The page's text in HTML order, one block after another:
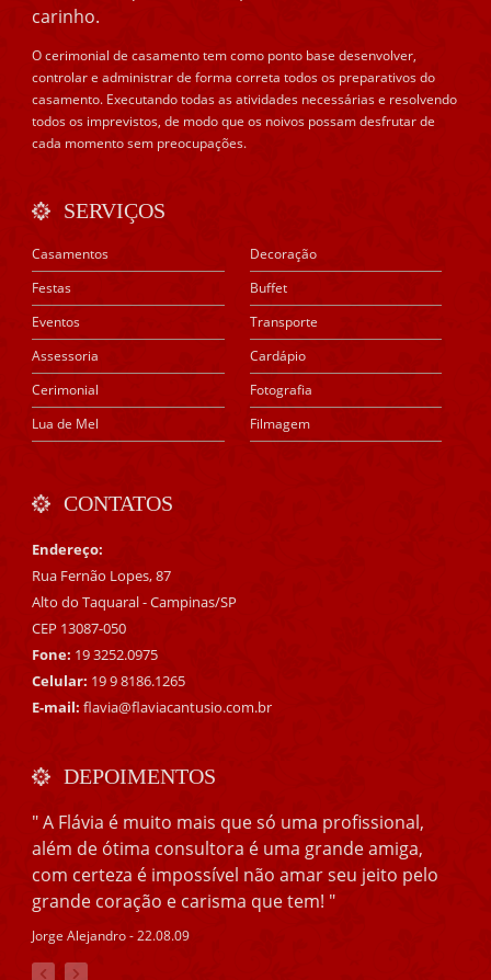
carinho.
O cerimonial de casamento tem como ponto base desenvolver,
controlar e administrar de forma correta todos os preparativos do
casamento. Executando todas as atividades necessárias e resolvendo
todos os imprevistos, de modo que os noivos possam desfrutar de
cada momento sem preocupações.
SERVIÇOS
Casamentos
Festas
Eventos
Assessoria
Cerimonial
Lua de Mel
Decoração
Buffet
Transporte
Cardápio
Fotografia
Filmagem
CONTATOS
Endereço:
Rua Fernão Lopes, 87
Alto do Taquaral - Campinas/SP
CEP 13087-050
Fone: 19 3252.0975
Celular: 19 9 8186.1265
E-mail: flavia@flaviacantusio.com.br
DEPOIMENTOS
" A Flávia é muito mais que só uma profissional,
além de ótima consultora é uma grande amiga,
com certeza é impossível não amar seu jeito pelo
grande coração e carisma que tem! "
Jorge Alejandro - 22.08.09